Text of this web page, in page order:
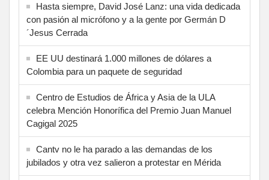
Hasta siempre, David José Lanz: una vida dedicada
con pasión al micrófono y a la gente por Germán D
´Jesus Cerrada
EE UU destinará 1.000 millones de dólares a
Colombia para un paquete de seguridad
Centro de Estudios de África y Asia de la ULA
celebra Mención Honorífica del Premio Juan Manuel
Cagigal 2025
Cantv no le ha parado a las demandas de los
jubilados y otra vez salieron a protestar en Mérida